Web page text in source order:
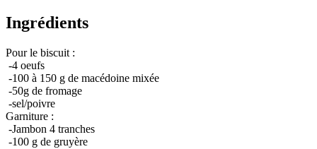
Ingrédients
Pour le biscuit :
-4 oeufs
-100 à 150 g de macédoine mixée
-50g de fromage
-sel/poivre
Garniture :
-Jambon 4 tranches
-100 g de gruyère